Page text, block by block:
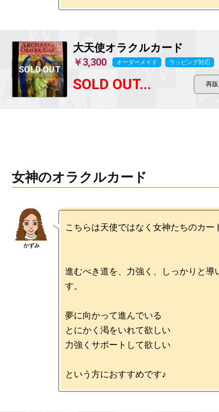
大天使オラクルカード
￥3,300 オーダーメイド ラッピング対応
SOLD OUT...
女神のオラクルカード
こちらは天使ではなく女神たちのカー
進むべき道を、力強く、しっかりと導
す。
夢に向かって進んでいる
とにかく渇をいれて欲しい
力強くサポートして欲しい